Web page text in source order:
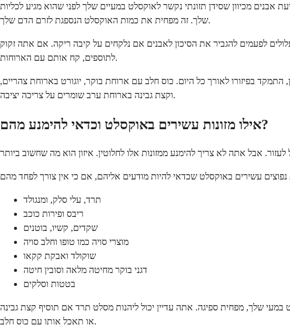
אבנים מכיוון שסידן תזונתי נקשר לאוקסלט במעיים שלך לפני שהוא מגיע לכליות
שלך. זה מפחית את כמות האוקסלט הנספגת לזרם הדם שלך.
סידן עלולים לפעמים להגביר את הסיכון לאבנים אם נלקחים על קיבה ריקה. אם אתה זקוק
לתוספים, קח אותם עם הארוחות.
בפיזורו לאורך כל היום. כוס חלב עם ארוחת בוקר, יוגורט בארוחת צהריים,
וקצת גבינה בארוחת ערב שומרים על צריכה יציבה.
אילו מזונות עשירים באוקסלט וכדאי להימנע מהם?
תרד, עלי סלק, ומנגולד
ריבס ופירות כוכב
שקדים, קשיו, בוטנים
מוצרי סויה כמו טופו וחלב סויה
שוקולד ואבקת קקאו
דגני בוקר מחיטה מלאה וסובין חיטה
בטטות וסלקים
במעי שלך, מפחית ספיגה. אתה עדיין יכול ליהנות מסלט תרד אם תוסיף קצת גבינה
או תאכל אותו עם כוס חלב.